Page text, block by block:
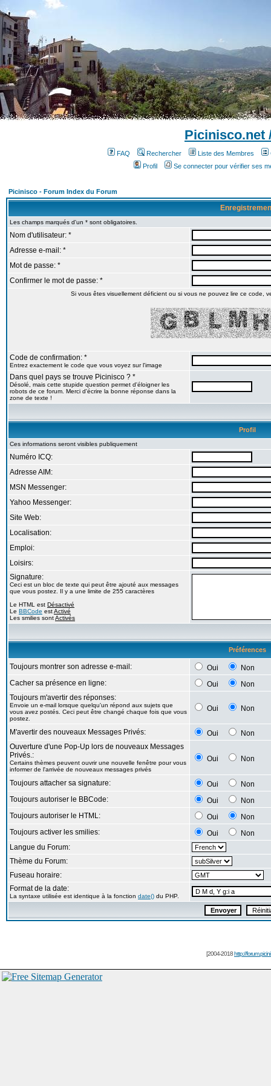
Picinisco.net
FAQ Rechercher Liste des Membres
Profil
Se connecter pour vérifier ses
Picinisco - Forum Index du Forum
Les champs marqués d'un * sont obligatoires.
Nom d'utilisateur: *
Adresse e-mail: *
Mot de passe: *
Confirmer le mot de passe: *
Si vous êtes visuellement déficient ou si vous ne pouvez lire ce code,
Code de confirmation: *
Entrez exactement le code que vous voyez sur l'image
Dans quel pays se trouve Picinisco ? *
Désolé, mais cette stupide question permet d'éloigner les
robots de ce forum. Merci d'écrire la bonne réponse dans la
zone de texte !
Profil
Ces informations seront visibles publiquement
Numéro ICQ:
Adresse AIM:
MSN Messenger:
Yahoo Messenger:
Site Web:
Localisation:
Emploi:
Loisirs:
Signature:
Ceci est un bloc de texte qui peut être ajouté aux messages
que vous postez. Il y a une limite de 255 caractères
Le HTML est Désactivé
Le BBCode estActivé
Les smilies sontActivés
Préférences
Toujours montrer son adresse e-mail: Oui
Non
Cacher sa présence en ligne:
Oui
Non
Toujours m'avertir des réponses:
Envoie un e-mail lorsque quelqu'un répond aux sujets que
vous avez postés. Ceci peut être changé chaque fois que vous
postez.
Oui Non
M'avertir des nouveaux Messages Privés: Oui
Non
Ouverture d'une Pop-Up lors de nouveaux Messages
Privés.:
Certains thèmes peuvent ouvrir une nouvelle fenêtre pour vous
informer de l'arrivée de nouveaux messages privés
Oui Non
Toujours attacher sa signature: Oui
Non
Toujours autoriser le BBCode:
Oui
Non
Toujours autoriser le HTML:
Oui
Non
Toujours activer les smilies:
Oui
Non
Langue du Forum:
Thème du Forum:
Fuseau horaire:
Format de la date:
La syntaxe utilisée est identique à la fonction date() du PHP.
[2004-2018http://